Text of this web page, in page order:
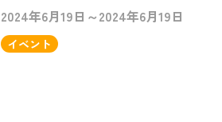
2024年6月19日～2024年6月19日
イベント